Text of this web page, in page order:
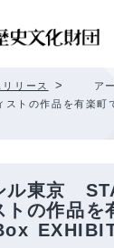
リリース >
ア
トの作品を有楽
ル東京
トの作品を